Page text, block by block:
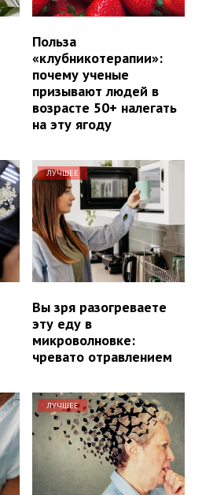
Польза
«клубникотерапии»:
почему ученые
призывают людей в
возрасте 50+ налегать
на эту ягоду
ЛУЧШЕЕ
Вы зря разогреваете
эту еду в
микроволновке:
чревато отравлением
ЛУЧШЕЕ